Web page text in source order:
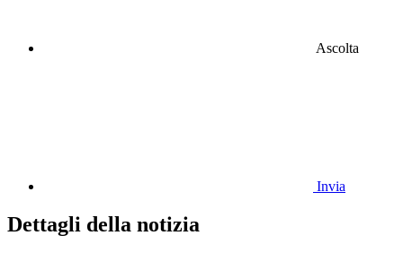
Ascolta
Invia
Dettagli della notizia